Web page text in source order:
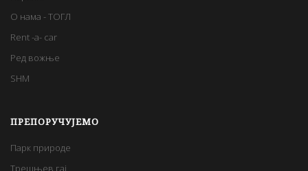
О нама - ТОГЛ
Rent -a- car
Ред вожње
SHM
ПРЕПОРУЧУЈЕМО
Парк природе
Трешњев гај